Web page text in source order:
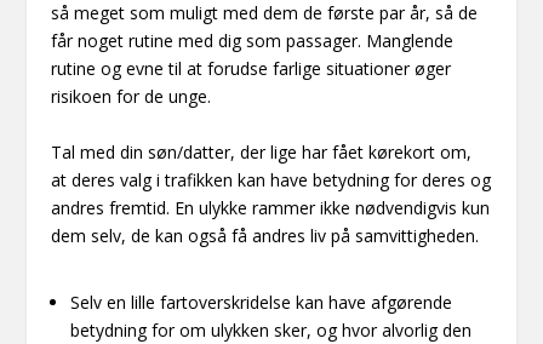
så meget som muligt med dem de første par år, så de
får noget rutine med dig som passager. Manglende
rutine og evne til at forudse farlige situationer øger
risikoen for de unge.
Tal med din søn/datter, der lige har fået kørekort om,
at deres valg i trafikken kan have betydning for deres og
andres fremtid. En ulykke rammer ikke nødvendigvis kun
dem selv, de kan også få andres liv på samvittigheden.
Selv en lille fartoverskridelse kan have afgørende
betydning for om ulykken sker, og hvor alvorlig den